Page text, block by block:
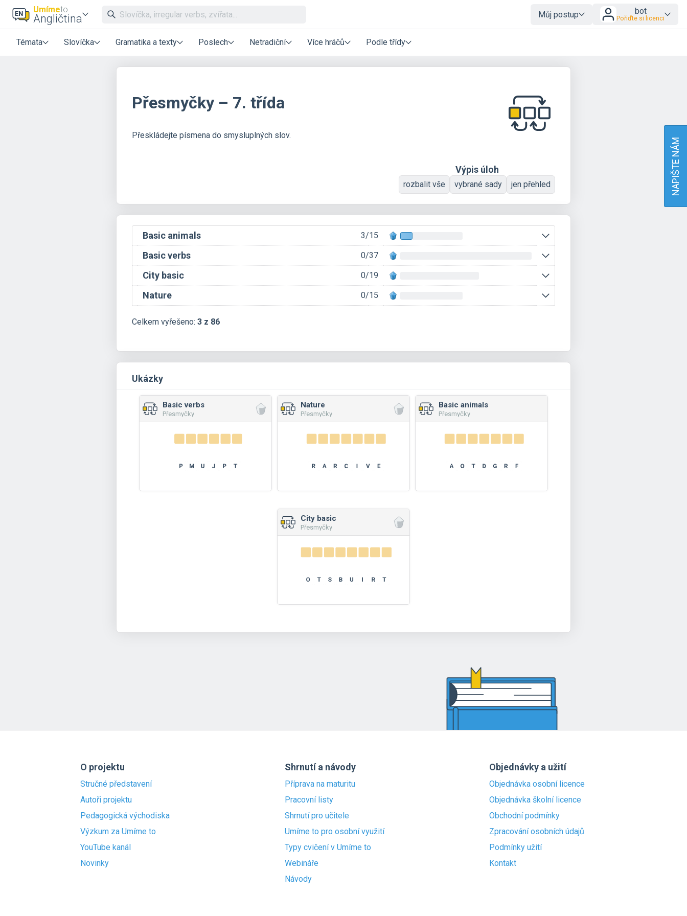
Umímeto
Angličtina Můj postup bot
Pořiďte si licenci
Témata Slovíčka Gramatika a texty Poslech Netradiční Více hráčů Podle třídy
Přesmyčky – 7. třída
Přeskládejte písmena do smysluplných slov.
Výpis úloh
rozbalit vše vybrané sady jen přehled
Basic animals 3/15
Basic verbs 0/37
City basic 0/19
Nature 0/15
Celkem vyřešeno: 3 z 86
Ukázky
Basic verbs
Přesmyčky
Nature
Přesmyčky
Basic animals
Přesmyčky
City basic
Přesmyčky
O projektu
Stručné představení
Autoři projektu
Pedagogická východiska
Výzkum za Umíme to
YouTube kanál
Novinky
Shrnutí a návody
Příprava na maturitu
Pracovní listy
Shrnutí pro učitele
Umíme to pro osobní využití
Typy cvičení v Umíme to
Webináře
Návody
Objednávky a užití
Objednávka osobní licence
Objednávka školní licence
Obchodní podmínky
Zpracování osobních údajů
Podmínky užití
Kontakt
NAPIŠTE NÁM